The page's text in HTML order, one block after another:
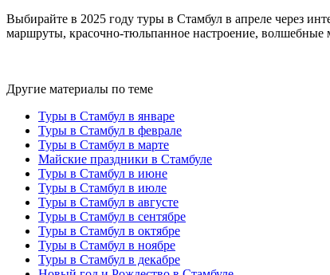
Выбирайте в 2025 году туры в Стамбул в апреле через
маршруты, красочно-тюльпанное настроение,
Другие материалы по теме
Туры в Стамбул в январе
Туры в Стамбул в феврале
Туры в Стамбул в марте
Майские праздники в Стамбуле
Туры в Стамбул в июне
Туры в Стамбул в июле
Туры в Стамбул в августе
Туры в Стамбул в сентябре
Туры в Стамбул в октябре
Туры в Стамбул в ноябре
Туры в Стамбул в декабре